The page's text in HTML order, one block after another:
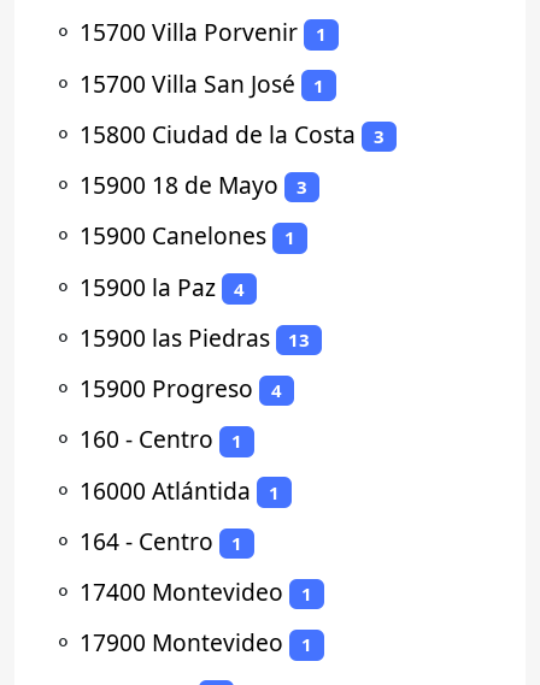
⚬ 15700 Villa Porvenir 1
⚬ 15700 Villa San José 1
⚬ 15800 Ciudad de la Costa 3
⚬ 15900 18 de Mayo 3
⚬ 15900 Canelones 1
⚬ 15900 la Paz 4
⚬ 15900 las Piedras 13
⚬ 15900 Progreso 4
⚬ 160 - Centro 1
⚬ 16000 Atlántida 1
⚬ 164 - Centro 1
⚬ 17400 Montevideo 1
⚬ 17900 Montevideo 1